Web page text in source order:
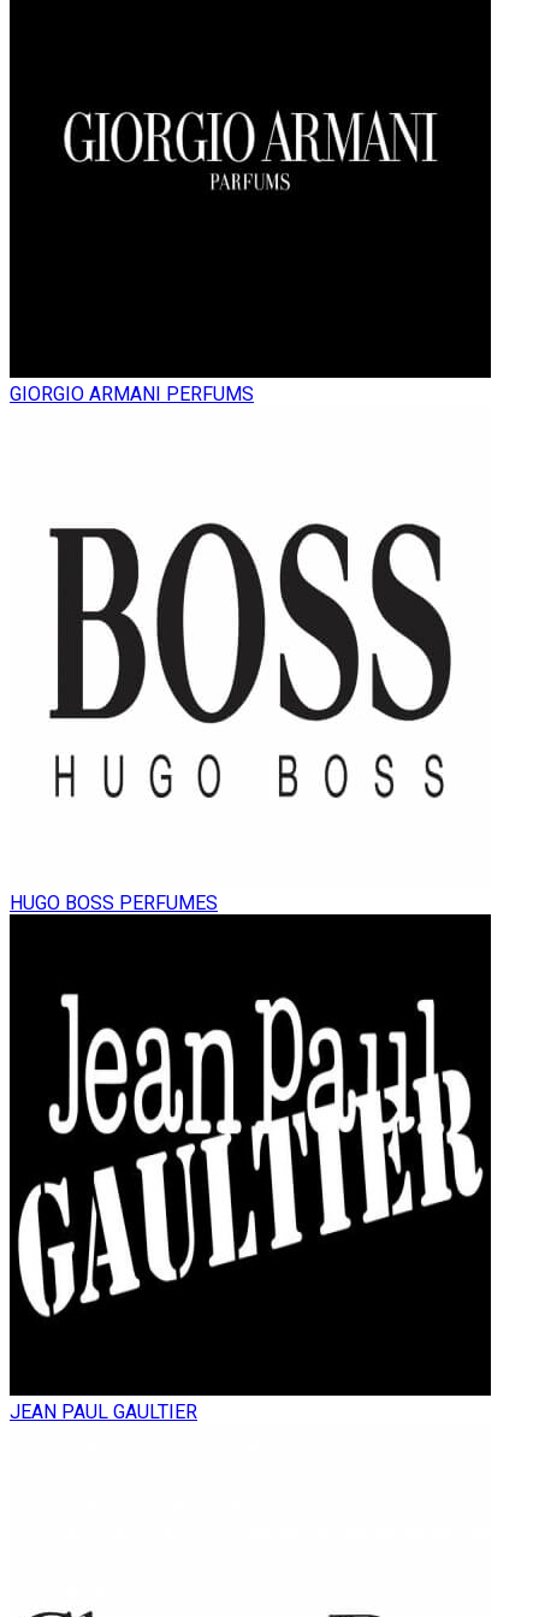
GIORGIO ARMANI PERFUMS
HUGO BOSS PERFUMES
JEAN PAUL GAULTIER